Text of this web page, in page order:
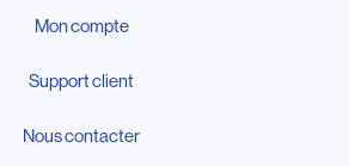
Mon compte
Support client
Nous contacter